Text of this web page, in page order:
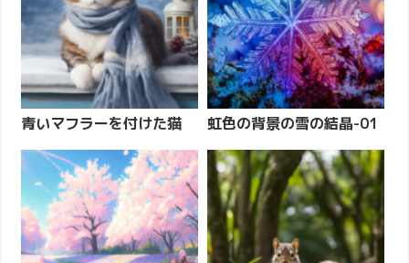
青いマフラーを付けた猫 虹色の背景の雪の結晶-01